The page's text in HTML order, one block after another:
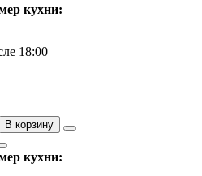
кухни:
18:00
В корзину
кухни: